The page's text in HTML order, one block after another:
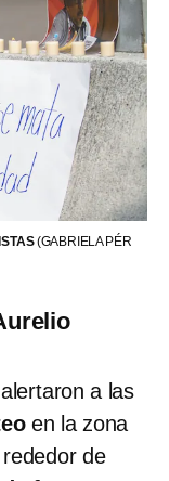
(GABRIELA PÉR
alertaron a las
en la zona
de